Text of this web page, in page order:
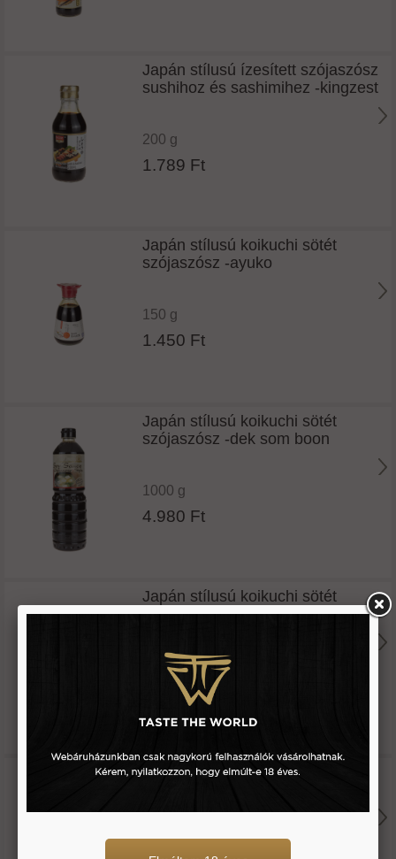
Japán stílusú ízesített szójaszósz
sushihoz és sashimihez -kingzest
200 g
1.789 Ft
Japán stílusú koikuchi sötét
szójaszósz -ayuko
150 g
1.450 Ft
Japán stílusú koikuchi sötét
szójaszósz -dek som boon
1000 g
4.980 Ft
Japán stílusú koikuchi sötét
szójaszósz -miyata
150 g
1.250 Ft
Japán stílusú koikuchi sötét
150 g